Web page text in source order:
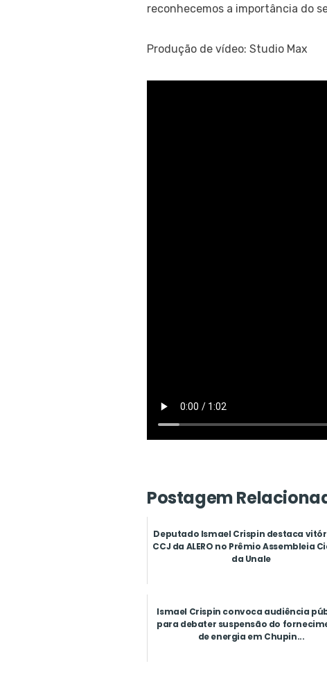
reconhecemos a importância do
Produção de vídeo: Studio Max
Postagem
Deputado Ismael Crispin destaca
CCJ da ALERO no Prêmio Assembleia
da Unale
Ismael Crispin convoca audiência
para debater suspensão do
de energia em Chupin...